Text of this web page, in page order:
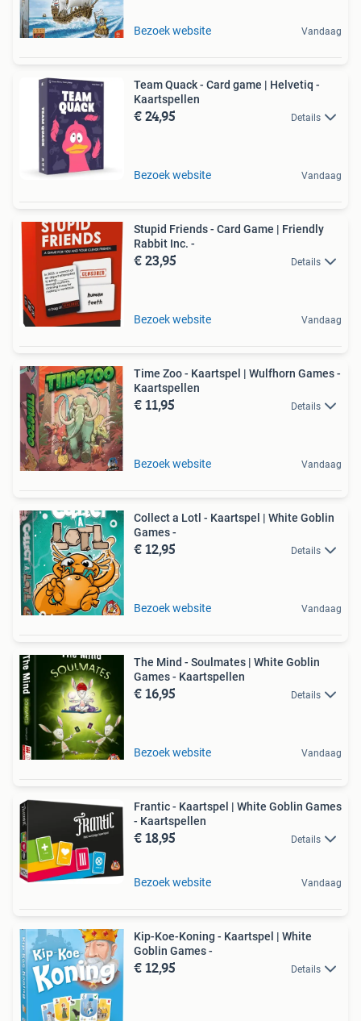
Bezoek website Vandaag
Team Quack - Card game | Helvetiq -
Kaartspellen
€ 24,95 Details
Bezoek website Vandaag
Stupid Friends - Card Game | Friendly
Rabbit Inc. -
€ 23,95 Details
Bezoek website Vandaag
Time Zoo - Kaartspel | Wulfhorn Games -
Kaartspellen
€ 11,95 Details
Bezoek website Vandaag
Collect a Lotl - Kaartspel | White Goblin
Games -
€ 12,95 Details
Bezoek website Vandaag
The Mind - Soulmates | White Goblin
Games - Kaartspellen
€ 16,95 Details
Bezoek website Vandaag
Frantic - Kaartspel | White Goblin Games
- Kaartspellen
€ 18,95 Details
Bezoek website Vandaag
Kip-Koe-Koning - Kaartspel | White
Goblin Games -
€ 12,95 Details